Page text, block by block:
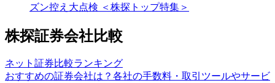
ズン控え大点検 ＜株探トップ特集＞
株探証券会社比較
ネット証券比較ランキング
おすすめの証券会社は？各社の手数料・取引ツールやサービ